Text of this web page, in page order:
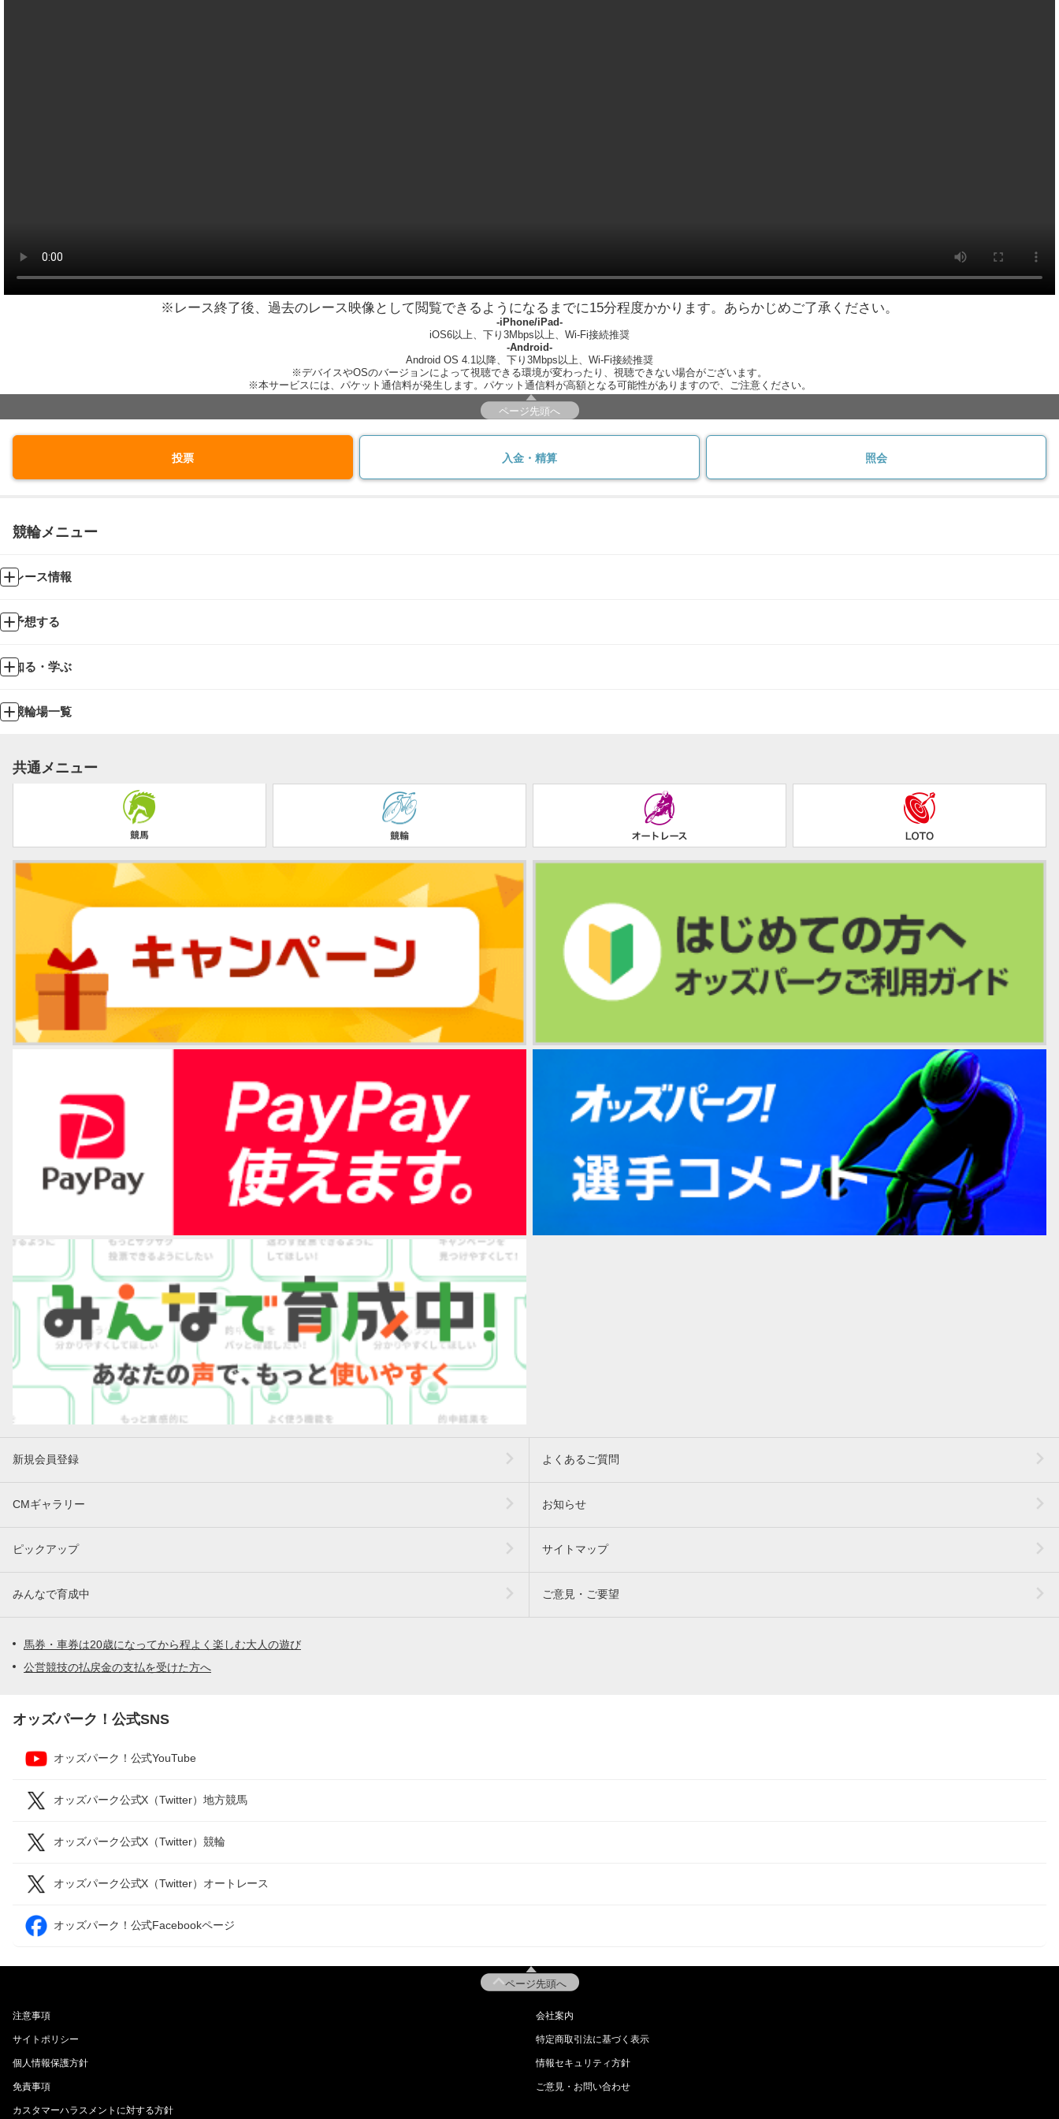
※レース終了後、過去のレース映像として閲覧できるようになるまでに15分程度かかります。あらかじめご了承ください。
-iPhone/iPad-
iOS6以上、下り3Mbps以上、Wi-Fi接続推奨
-Android-
Android OS 4.1以降、下り3Mbps以上、Wi-Fi接続推奨
※デバイスやOSのバージョンによって視聴できる環境が変わったり、視聴できない場合がございます。
※本サービスには、パケット通信料が発生します。パケット通信料が高額となる可能性がありますので、ご注意ください。
ページ先頭へ
投票 入金・精算 照会
競輪メニュー
レース情報
予想する
知る・学ぶ
競輪場一覧
共通メニュー
新規会員登録 よくあるご質問
CMギャラリー お知らせ
ピックアップ サイトマップ
みんなで育成中 ご意見・ご要望
馬券・車券は20歳になってから程よく楽しむ大人の遊び
公営競技の払戻金の支払を受けた方へ
オッズパーク！公式SNS
オッズパーク！公式YouTube
オッズパーク公式X（Twitter）地方競馬
オッズパーク公式X（Twitter）競輪
オッズパーク公式X（Twitter）オートレース
オッズパーク！公式Facebookページ
ページ先頭へ
注意事項 会社案内
サイトポリシー 特定商取引法に基づく表示
個人情報保護方針 情報セキュリティ方針
免責事項 ご意見・お問い合わせ
カスタマーハラスメントに対する方針